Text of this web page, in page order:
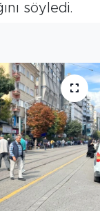
söyledi.